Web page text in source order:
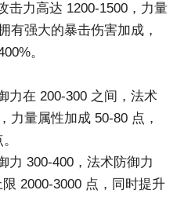
击力高达 1200-1500，力量
有强大的暴击伤害加成，
。
力在 200-300 之间，法术
力量属性加成 50-80 点，
力 300-400，法术防御力
2000-3000 点，同时提升